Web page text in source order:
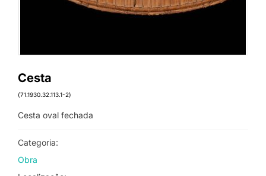
Cesta
(71.1930.32.113.1-2)
Cesta oval fechada
Categoria:
Obra